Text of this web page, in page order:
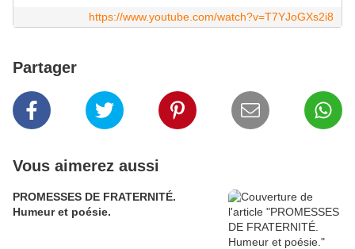
https://www.youtube.com/watch?v=T7YJoGXs2i8
Partager
Vous aimerez aussi
PROMESSES DE FRATERNITÉ.
Humeur et poésie.